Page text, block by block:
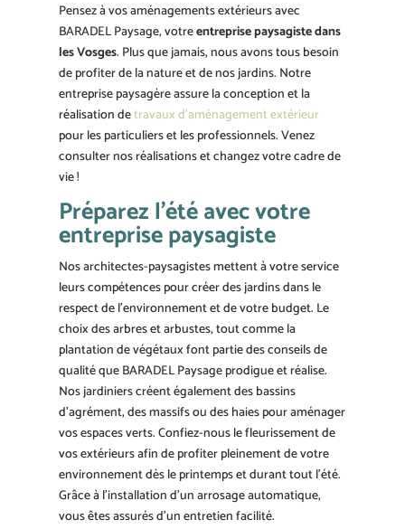
Pensez à vos aménagements extérieurs avec
BARADEL Paysage, votreentreprise paysagiste dans
les Vosges. Plus que jamais, nous avons tous besoin
de profiter de la nature et de nos jardins. Notre
entreprise paysagère assure la conception et la
réalisation detravaux d’aménagement extérieur
pour les particuliers et les professionnels. Venez
consulter nos réalisations et changez votre cadre de
vie !
Préparez l’été avec votre
entreprise paysagiste
Nos architectes-paysagistes mettent à votre service
leurs compétences pour créer des jardins dans le
respect de l’environnement et de votre budget. Le
choix des arbres et arbustes, tout comme la
plantation de végétaux font partie des conseils de
qualité que BARADEL Paysage prodigue et réalise.
Nos jardiniers créent également des bassins
d’agrément, des massifs ou des haies pour aménager
vos espaces verts. Confiez-nous le fleurissement de
vos extérieurs afin de profiter pleinement de votre
environnement dès le printemps et durant tout l’été.
Grâce à l’installation d’un arrosage automatique,
vous êtes assurés d’un entretien facilité.